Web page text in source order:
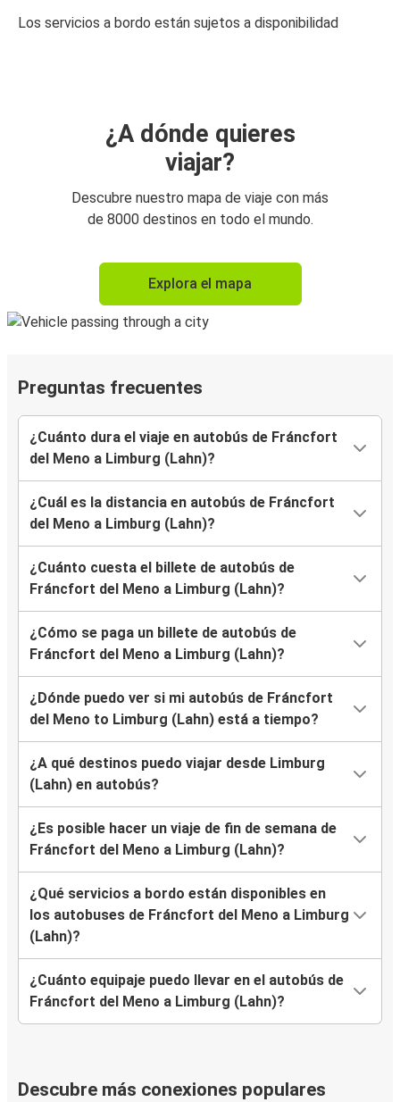
Los servicios a bordo están sujetos a disponibilidad
¿A dónde quieres
viajar?
Descubre nuestro mapa de viaje con más
de 8000 destinos en todo el mundo.
Explora el mapa
Preguntas frecuentes
¿Cuánto dura el viaje en autobús de Fráncfort
del Meno a Limburg (Lahn)?
¿Cuál es la distancia en autobús de Fráncfort
del Meno a Limburg (Lahn)?
¿Cuánto cuesta el billete de autobús de
Fráncfort del Meno a Limburg (Lahn)?
¿Cómo se paga un billete de autobús de
Fráncfort del Meno a Limburg (Lahn)?
¿Dónde puedo ver si mi autobús de Fráncfort
del Meno to Limburg (Lahn) está a tiempo?
¿A qué destinos puedo viajar desde Limburg
(Lahn) en autobús?
¿Es posible hacer un viaje de fin de semana de
Fráncfort del Meno a Limburg (Lahn)?
¿Qué servicios a bordo están disponibles en
los autobuses de Fráncfort del Meno a Limburg
(Lahn)?
¿Cuánto equipaje puedo llevar en el autobús de
Fráncfort del Meno a Limburg (Lahn)?
Descubre más conexiones populares